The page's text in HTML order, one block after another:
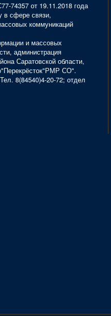
74357 от 19.11.2018 года
в сфере связи,
коммуникаций
и массовых
администрация
Саратовской области,
СО".
8(84540)4-20-72; отдел